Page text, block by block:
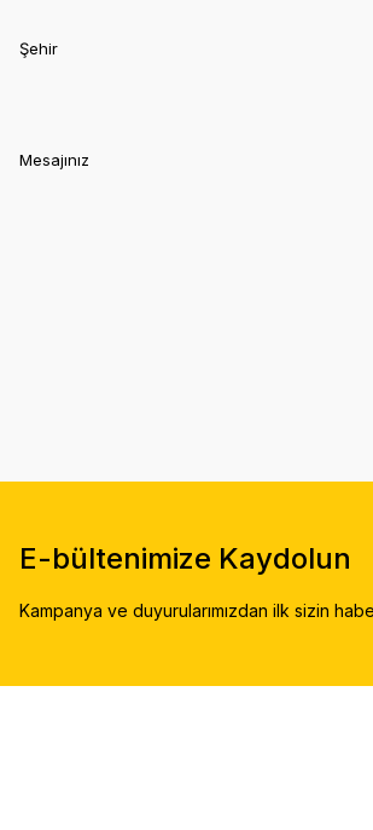
Şehir
Mesajınız
E-bültenimize Kaydolun
Kampanya ve duyurularımızdan ilk sizin